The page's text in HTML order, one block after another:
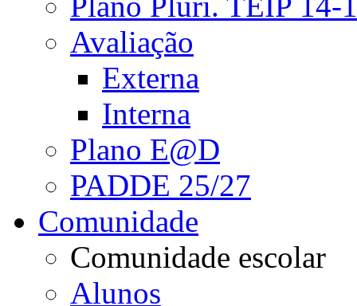
Avaliação
Externa
Interna
Plano E@D
PADDE 25/27
Comunidade
Comunidade escolar
Alunos